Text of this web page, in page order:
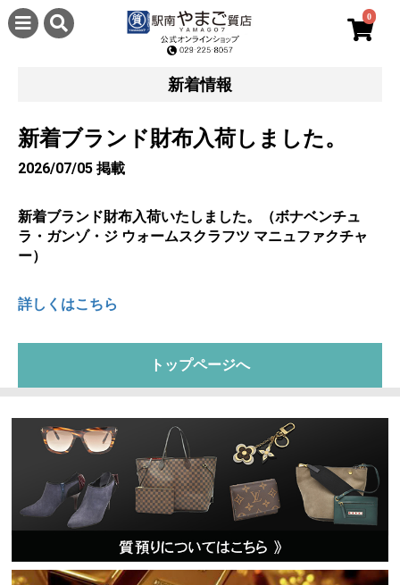
0
新着情報
新着ブランド財布入荷しました。
2026/07/05 掲載
新着ブランド財布入荷いたしました。（ボナベンチュ
ラ・ガンゾ・ジ ウォームスクラフツ マニュファクチャ
ー）
詳しくはこちら
トップページへ